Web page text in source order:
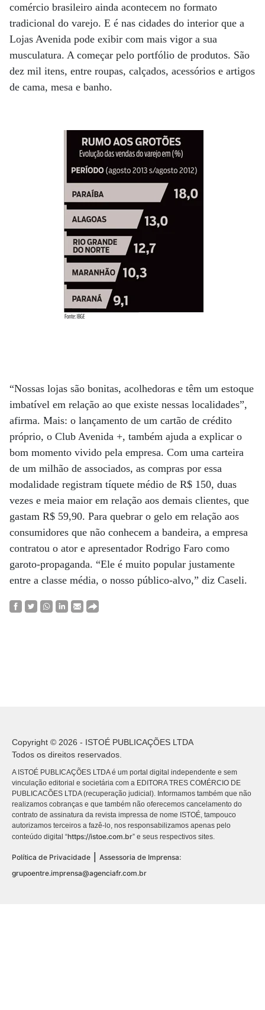
comércio brasileiro ainda acontecem no formato
tradicional do varejo. E é nas cidades do interior que a
Lojas Avenida pode exibir com mais vigor a sua
musculatura. A começar pelo portfólio de produtos. São
dez mil itens, entre roupas, calçados, acessórios e artigos
de cama, mesa e banho.
“Nossas lojas são bonitas, acolhedoras e têm um estoque
imbatível em relação ao que existe nessas localidades”,
afirma. Mais: o lançamento de um cartão de crédito
próprio, o Club Avenida +, também ajuda a explicar o
bom momento vivido pela empresa. Com uma carteira
de um milhão de associados, as compras por essa
modalidade registram tíquete médio de R$ 150, duas
vezes e meia maior em relação aos demais clientes, que
gastam R$ 59,90. Para quebrar o gelo em relação aos
consumidores que não conhecem a bandeira, a empresa
contratou o ator e apresentador Rodrigo Faro como
garoto-propaganda. “Ele é muito popular justamente
entre a classe média, o nosso público-alvo,” diz Caseli.
Copyright © 2026 - ISTOÉ PUBLICAÇÕES LTDA
Todos os direitos reservados.
A ISTOÉ PUBLICAÇÕES LTDA é um portal digital independente e sem
vinculação editorial e societária com a EDITORA TRES COMÉRCIO DE
PUBLICACÕES LTDA (recuperação judicial). Informamos também que não
realizamos cobranças e que também não oferecemos cancelamento do
contrato de assinatura da revista impressa de nome ISTOÉ, tampouco
autorizamos terceiros a fazê-lo, nos responsabilizamos apenas pelo
conteúdo digital “https://istoe.com.br” e seus respectivos sites.
Política de Privacidade | Assessoria de Imprensa:
grupoentre.imprensa@agenciafr.com.br